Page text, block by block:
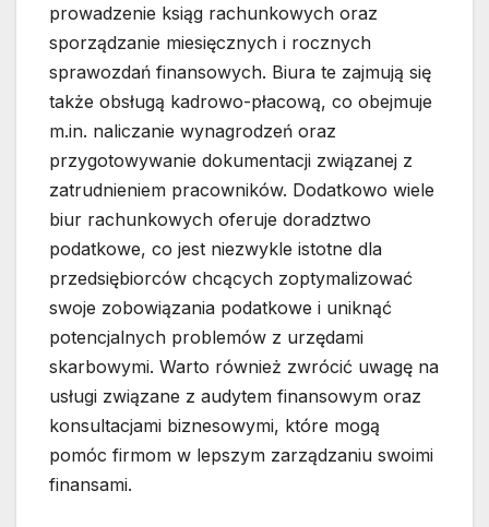
prowadzenie ksiąg rachunkowych oraz
sporządzanie miesięcznych i rocznych
sprawozdań finansowych. Biura te zajmują się
także obsługą kadrowo-płacową, co obejmuje
m.in. naliczanie wynagrodzeń oraz
przygotowywanie dokumentacji związanej z
zatrudnieniem pracowników. Dodatkowo wiele
biur rachunkowych oferuje doradztwo
podatkowe, co jest niezwykle istotne dla
przedsiębiorców chcących zoptymalizować
swoje zobowiązania podatkowe i uniknąć
potencjalnych problemów z urzędami
skarbowymi. Warto również zwrócić uwagę na
usługi związane z audytem finansowym oraz
konsultacjami biznesowymi, które mogą
pomóc firmom w lepszym zarządzaniu swoimi
finansami.